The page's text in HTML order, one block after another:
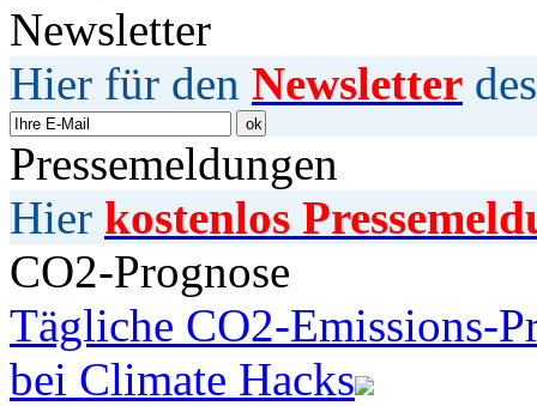
Newsletter
Hier für den Newsletter
Pressemeldungen
Hier kostenlos
CO2-Prognose
Tägliche CO2-Emissions-
bei Climate Hacks